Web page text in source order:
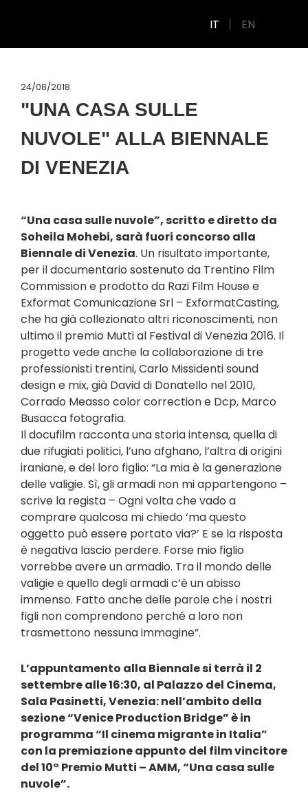
IT EN
24/08/2018
"UNA CASA SULLE
NUVOLE" ALLA BIENNALE
DI VENEZIA
“Una casa sulle nuvole”, scritto e diretto da
Soheila Mohebi, sarà fuori concorso alla
Biennale di Venezia. Un risultato importante,
per il documentario sostenuto da Trentino Film
Commission e prodotto da Razi Film House e
Exformat Comunicazione Srl – ExformatCasting,
che ha già collezionato altri riconoscimenti, non
ultimo il premio Mutti al Festival di Venezia 2016. Il
progetto vede anche la collaborazione di tre
professionisti trentini, Carlo Missidenti sound
design e mix, già David di Donatello nel 2010,
Corrado Measso color correction e Dcp, Marco
Busacca fotografia.
Il docufilm racconta una storia intensa, quella di
due rifugiati politici, l’uno afghano, l’altra di origini
iraniane, e del loro figlio: “La mia è la generazione
delle valigie. Sì, gli armadi non mi appartengono –
scrive la regista – Ogni volta che vado a
comprare qualcosa mi chiedo ‘ma questo
oggetto può essere portato via?’ E se la risposta
è negativa lascio perdere. Forse mio figlio
vorrebbe avere un armadio. Tra il mondo delle
valigie e quello degli armadi c’è un abisso
immenso. Fatto anche delle parole che i nostri
figli non comprendono perché a loro non
trasmettono nessuna immagine”.
L’appuntamento alla Biennale si terrà il 2
settembre alle 16:30, al Palazzo del Cinema,
Sala Pasinetti, Venezia: nell’ambito della
sezione “Venice Production Bridge” è in
programma “Il cinema migrante in Italia”
con la premiazione appunto del film vincitore
del 10° Premio Mutti – AMM, “Una casa sulle
nuvole”.